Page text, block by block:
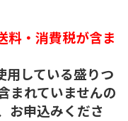
料・消費税が含ま
用している盛りつ
まれていませんの
お申込みくださ